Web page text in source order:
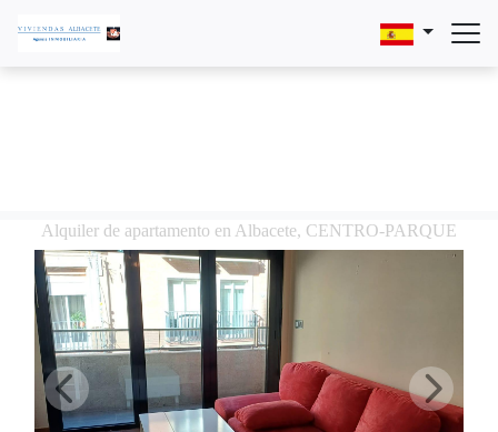
Alquiler de apartamento en Albacete, CENTRO-PARQUE